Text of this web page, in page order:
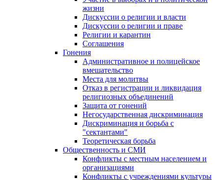
жизни
Дискуссии о религии и власти
Дискуссии о религии и праве
Религии и карантин
Соглашения
Гонения
Административное и полицейское
вмешательство
Места для молитвы
Отказ в регистрации и ликвидация
религиозных объединений
Защита от гонений
Негосударственная дискриминация
Дискриминация и борьба с
"сектантами"
Теоретическая борьба
Общественность и СМИ
Конфликты с местным населением и
организациями
Конфликты с учреждениями культуры